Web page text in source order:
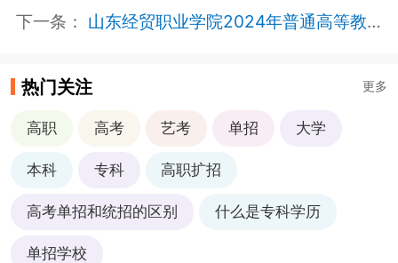
下一条： 山东经贸职业学院2024年普通高等教育招生章程
热门关注 更多
高职 高考 艺考 单招 大学
本科 专科 高职扩招
高考单招和统招的区别 什么是专科学历
单招学校